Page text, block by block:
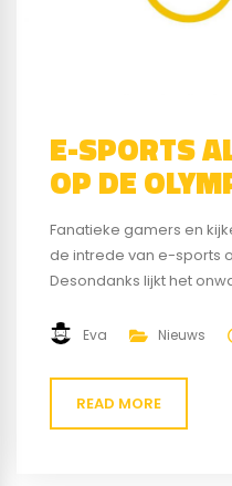
E-SPORTS
OP DE
Fanatieke gamers en
de intrede van e-sports
Desondanks lijkt het
redenen voor. In deze
Dat is...
Eva Nieuws
READ MORE